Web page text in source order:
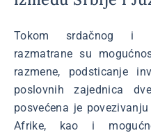
Tokom srdačnog i
razmatrane su
razmene, podsticanje
poslovnih zajednica
posvećena je
Afrike, kao i